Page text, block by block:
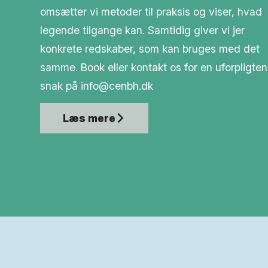
omsætter vi metoder til praksis og viser, hvad
legende tilgange kan. Samtidig giver vi jer
konkrete redskaber, som kan bruges med det
samme. Book eller kontakt os for en
snak på info@cenbh.dk
Læs mere